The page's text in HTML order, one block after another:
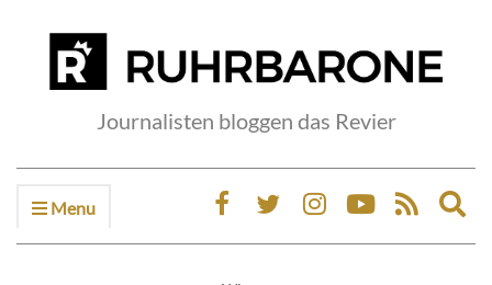
Journalisten bloggen das Revier
Menu